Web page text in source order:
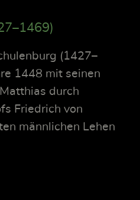
(1427–
1448 mit seinen
durch
Friedrich von
männlichen Lehen